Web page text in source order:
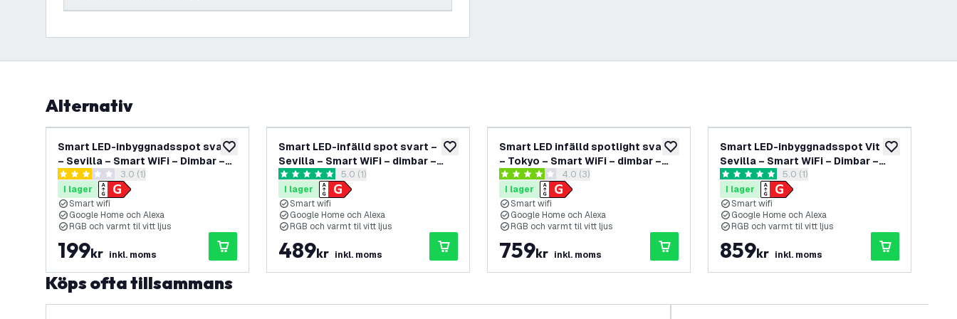
Alternativ
lägg till i önskelistan
Smart LED-inbyggnadsspot svart
– Sevilla – Smart WiFi – Dimbar –
RGB+CCTöppna recensionspanel
3 stjärnbetyg 3.0 (1)
I lager
Smart wifi
Google Home och Alexa
RGB och varmt til vitt ljus
199kr inkl. moms
lägg till i önskelistan
Smart LED-infälld spot svart –
Sevilla – Smart WiFi – dimbar –
RGB+CCT – 3-packöppna recensionspanel
5 stjärnbetyg 5.0 (1)
I lager
Smart wifi
Google Home och Alexa
RGB och varmt til vitt ljus
489kr inkl. moms
lägg till i önskelistan
Smart LED infälld spotlight svart
– Tokyo – Smart WiFi – dimbar –
RGB+CCT – 6-packöppna recensionspanel
4 stjärnbetyg 4.0 (3)
I lager
Smart wifi
Google Home och Alexa
RGB och varmt til vitt ljus
759kr inkl. moms
lägg till i
Smart LED-inbyggnadsspot Vit –
Sevilla – Smart WiFi – Dimbar –
RGB+CCT – 6-packöppna recensionspanel
5 stjärnbetyg 5.0 (1)
I lager
Smart wifi
Google Home och Alexa
RGB och varmt til vitt ljus
859kr inkl. moms
Köps ofta tillsammans